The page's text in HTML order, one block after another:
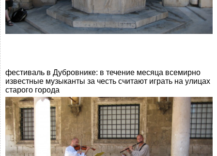
фестиваль в Дубровнике: в течение месяца всемирно
известные музыканты за честь считают играть на улицах
старого города